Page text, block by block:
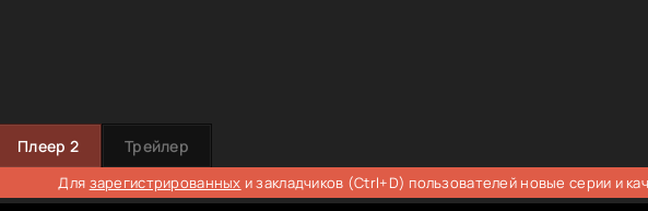
Плеер 2 Трейлер
Для зарегистрированных и закладчиков (Ctrl+D) пользователей новые серии и